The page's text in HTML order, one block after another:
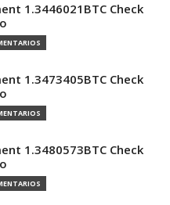
1.3446021BTC Check
1.3473405BTC Check
1.3480573BTC Check